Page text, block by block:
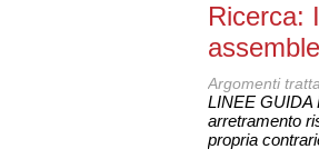
Ricerca:
Argomenti
LINEE GUIDA
arretramento
propria